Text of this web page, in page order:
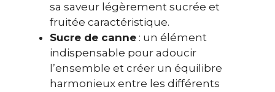
sa saveur légèrement sucrée et
fruitée caractéristique.
Sucre de canne : un élément
indispensable pour adoucir
l’ensemble et créer un équilibre
harmonieux entre les différents